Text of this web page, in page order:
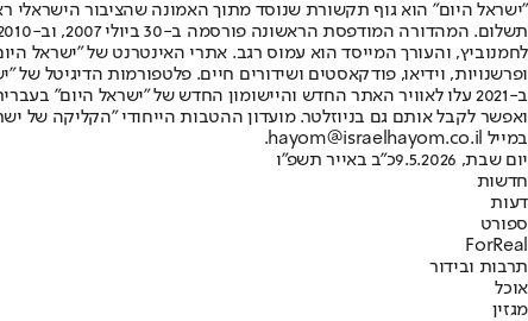
"ישראל היום" הוא גוף תקשורת שנוסד מתוך האמונה שהציבור הישראלי
ופרשנויות, וידיאו, פודקאסטים ושידורים חיים. פלטפורמות הדיגיטל של
ב-2021 עלו לאוויר האתר החדש והיישומון החדש של "ישראל
ואפשר לקבל אותם גם בניוזלטר. מועדון ההטבות הייחודי "הקליקה של
במייל hayom@israelhayom.co.il.
יום שבת, 9.5.2026
כ"ב באייר תשפ"ו
חדשות
דעות
ספורט
ForReal
תרבות ובידור
אוכל
מגזין